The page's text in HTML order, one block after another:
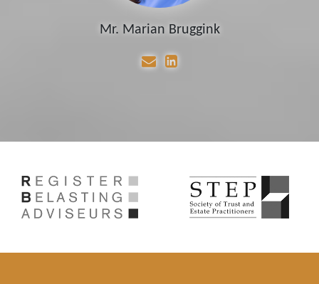
Mr. Marian Bruggink